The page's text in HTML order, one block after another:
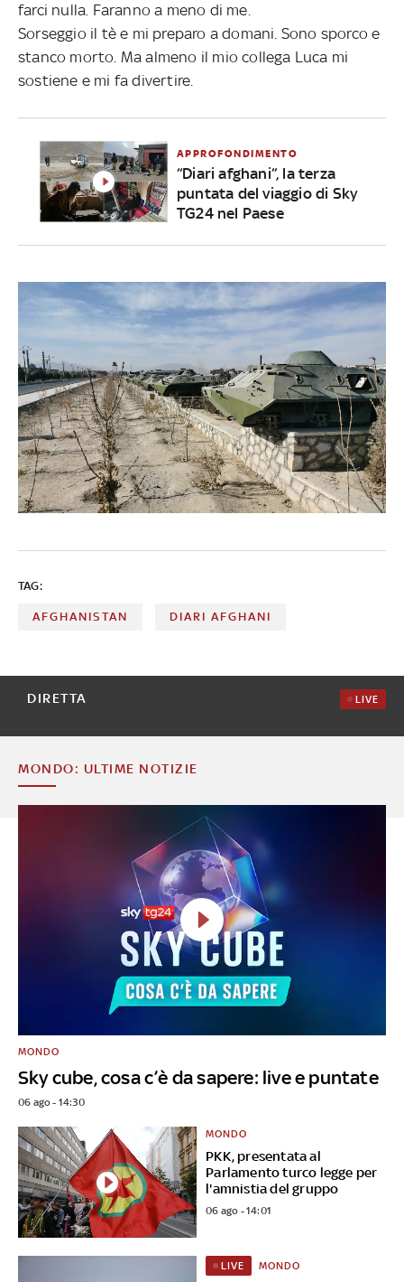
farci nulla. Faranno a meno di me.
Sorseggio il tè e mi preparo a domani. Sono sporco e
stanco morto. Ma almeno il mio collega Luca mi
sostiene e mi fa divertire.
APPROFONDIMENTO
“Diari afghani”, la terza
puntata del viaggio di Sky
TG24 nel Paese
TAG:
AFGHANISTAN DIARI AFGHANI
DIRETTA LIVE
MONDO: ULTIME NOTIZIE
Sky cube, cosa c’è da sapere: live e puntate
MONDO
06 ago - 14:30
PKK, presentata al
Parlamento turco legge per
l'amnistia del gruppo
MONDO
06 ago - 14:01
LIVE MONDO